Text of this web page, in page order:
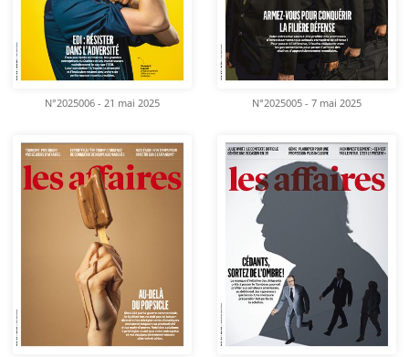
N°2025006 - 21 mai 2025 N°2025005 - 7 mai 2025